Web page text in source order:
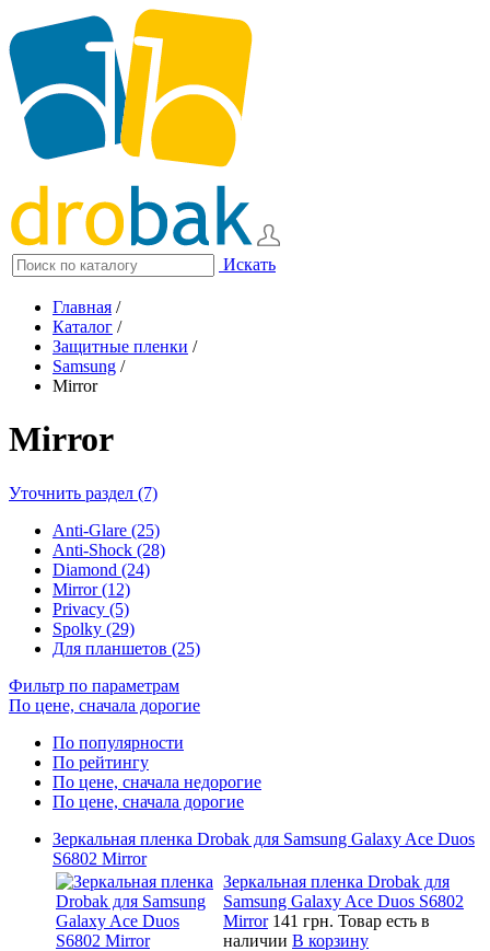
Искать
Главная /
Каталог /
Защитные пленки /
Samsung /
Mirror
Mirror
Уточнить раздел (7)
Anti-Glare (25)
Anti-Shock (28)
Diamond (24)
Mirror (12)
Privacy (5)
Spolky (29)
Для планшетов (25)
Фильтр по параметрам
По цене, сначала дорогие
По популярности
По рейтингу
По цене, сначала недорогие
По цене, сначала дорогие
Зеркальная пленка Drobak для Samsung Galaxy Ace Duos
S6802 Mirror
Зеркальная пленка Drobak для
Samsung Galaxy Ace Duos S6802
Mirror 141 грн. Товар есть в
наличии В корзину